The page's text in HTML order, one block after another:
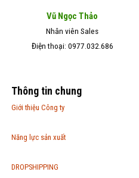
Vũ Ngọc Thảo
Nhân viên Sales
Điện thoại: 0977.032.686
Thông tin chung
Giới thiệu Công ty
Năng lực sản xuất
DROPSHIPPING